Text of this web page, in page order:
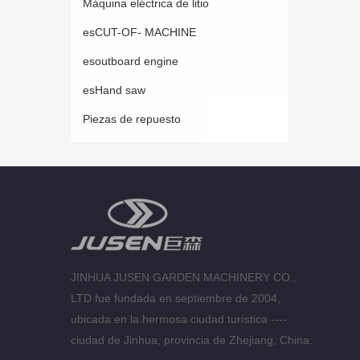
Máquina eléctrica de litio
esCUT-OF- MACHINE
esoutboard engine
esHand saw
Piezas de repuesto
JINHUA JUSEN GARDEN MACHINERY CO.,
LTD fue fundada en septiembre de 2004,
ubicada en la hermosa ciudad turística ----
ciudad de Jinhua, provincia de Zhejiang, China.